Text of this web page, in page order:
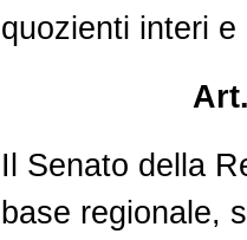
quozienti interi
Il Senato della
base regionale,